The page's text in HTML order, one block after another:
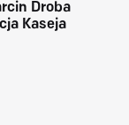
Droba
Kaseja